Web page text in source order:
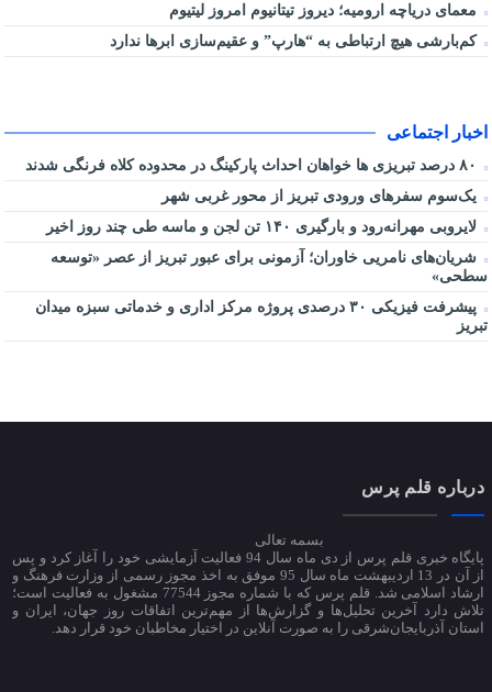
معمای دریاچه ارومیه؛ دیروز تیتانیوم امروز لیتیوم
کم‌بارشی هیچ ارتباطی به “هارپ” و عقیم‌سازی ابرها ندارد
اخبار اجتماعی
یک‌سوم سفرهای ورودی تبریز از محور غربی شهر
لایروبی مهرانه‌رود و بارگیری ۱۴۰ تن لجن و ماسه طی چند روز اخیر
شریان‌های نامریی خاوران؛ آزمونی برای عبور تبریز از عصر «توسعه
سطحی»
پیشرفت فیزیکی ۳۰ درصدی پروژه مرکز اداری و خدماتی سبزه میدان
تبریز
درباره قلم پرس
بسمه تعالی
پایگاه خبری قلم پرس از دی ماه سال 94 فعالیت آزمایشی خود را آغاز کرد و پس
از آن در 13 اردیبهشت ماه سال 95 موفق به اخذ مجوز رسمی از وزارت فرهنگ و
ارشاد اسلامی شد. قلم پرس که با شماره مجوز 77544 مشغول به فعالیت است؛
تلاش دارد آخرین تحلیل‌ها و گزارش‌ها از مهم‌ترین اتفاقات روز جهان، ایران و
استان آذربایجان‌شرقی را به صورت آنلاین در اختیار مخاطبان خود قرار دهد.